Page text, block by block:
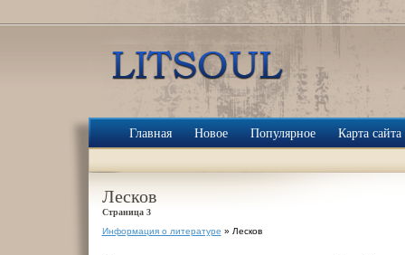
Главная Новое Популярное Карта сайта
Лесков
Страница 3
Информация о литературе » Лесков